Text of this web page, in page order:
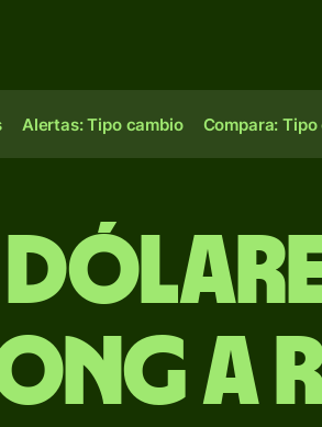
Alertas: Tipo cambio Compara:
a